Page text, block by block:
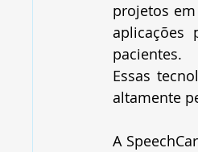
projetos
aplicações
pacientes.
Essas
altamente
A